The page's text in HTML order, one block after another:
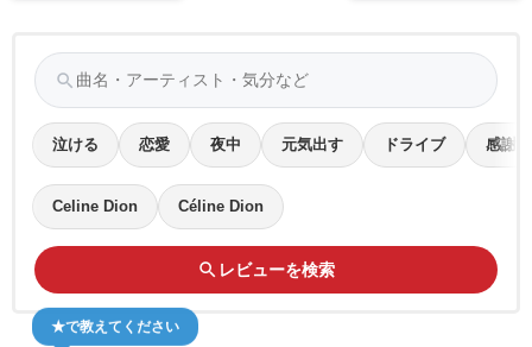
search
泣ける 恋愛 夜中 元気出す ドライブ 感謝
Celine Dion Céline Dion
search レビューを検索
★で教えてください